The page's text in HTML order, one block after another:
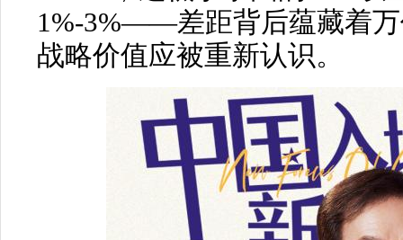
1%-3%——差距背后蕴藏着
战略价值应被重新认识。